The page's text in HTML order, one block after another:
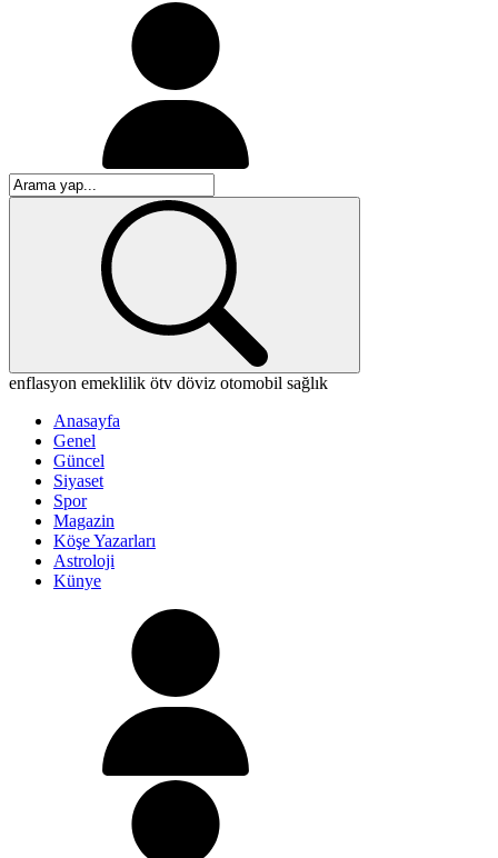
enflasyon emeklilik ötv döviz otomobil sağlık
Anasayfa
Genel
Güncel
Siyaset
Spor
Magazin
Köşe Yazarları
Astroloji
Künye